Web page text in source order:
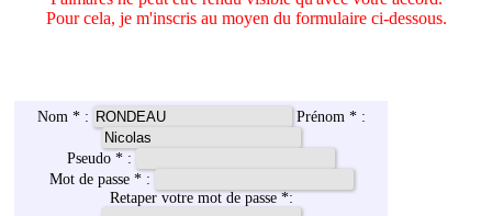
Pour cela, je m'inscris au moyen du formulaire ci-dessous.
Nom * : Prénom * :
Pseudo * :
Mot de passe * :
Retaper votre mot de passe *: